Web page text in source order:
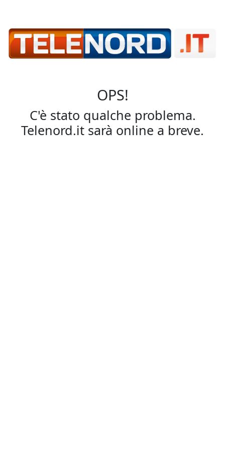
OPS!
C'è stato qualche problema.
Telenord.it sarà online a breve.